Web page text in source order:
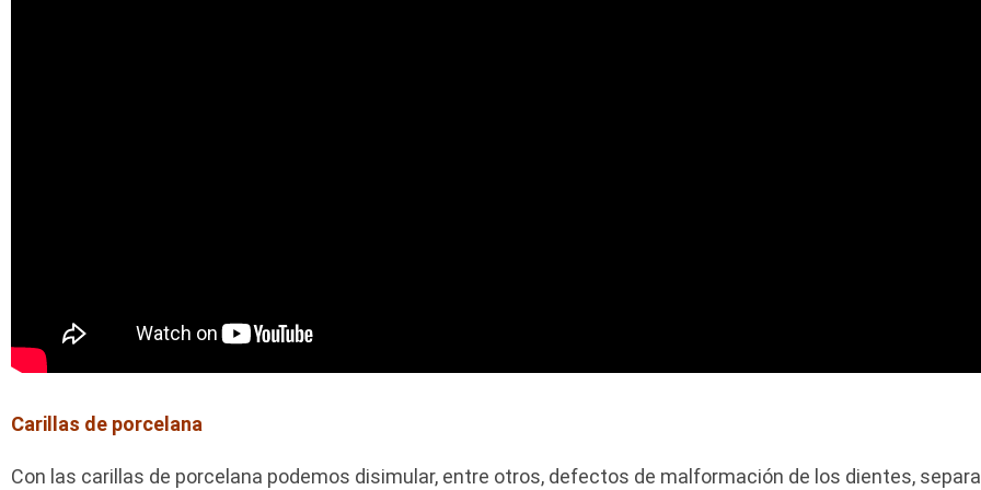
Carillas de porcelana
Con las carillas de porcelana podemos disimular, entre otros, defectos de malformación de los dientes,